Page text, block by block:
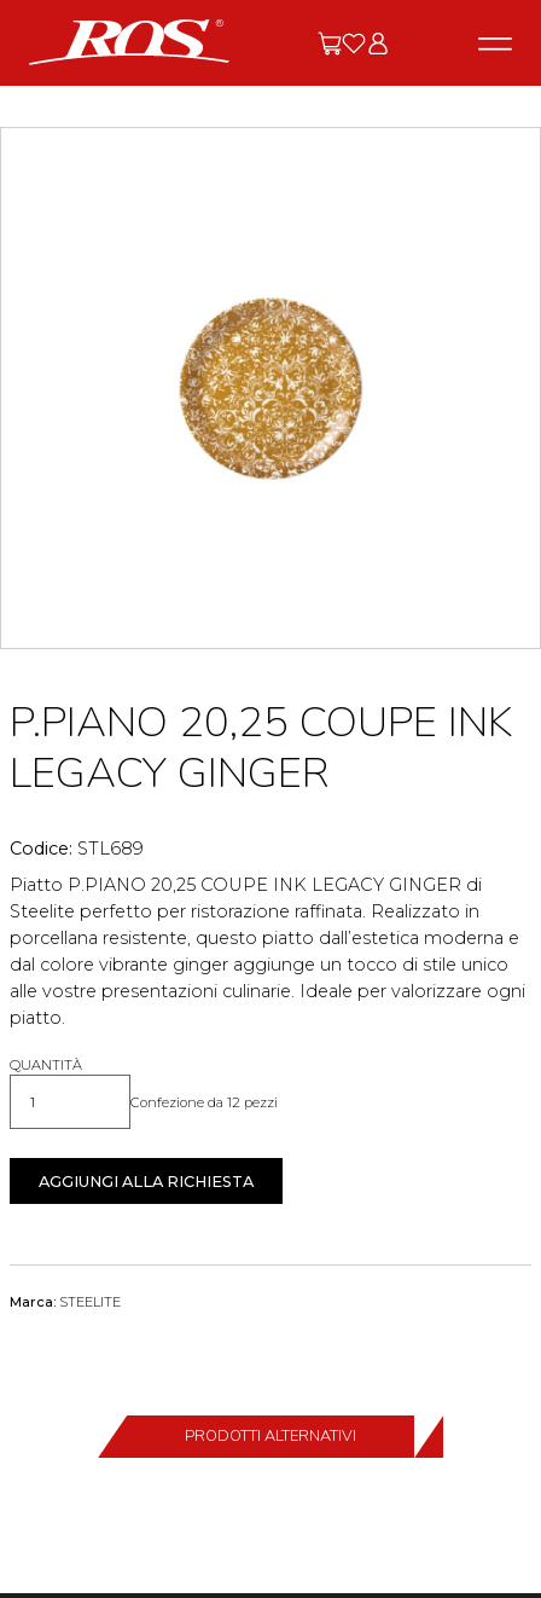
P.PIANO 20,25 COUPE INK
LEGACY GINGER
Codice: STL689
Piatto P.PIANO 20,25 COUPE INK LEGACY GINGER di
Steelite perfetto per ristorazione raffinata. Realizzato in
porcellana resistente, questo piatto dall’estetica moderna e
dal colore vibrante ginger aggiunge un tocco di stile unico
alle vostre presentazioni culinarie. Ideale per valorizzare ogni
piatto.
QUANTITÀ
Quantità Confezione da 12 pezzi
AGGIUNGI ALLA RICHIESTA
Marca: STEELITE
PRODOTTI ALTERNATIVI